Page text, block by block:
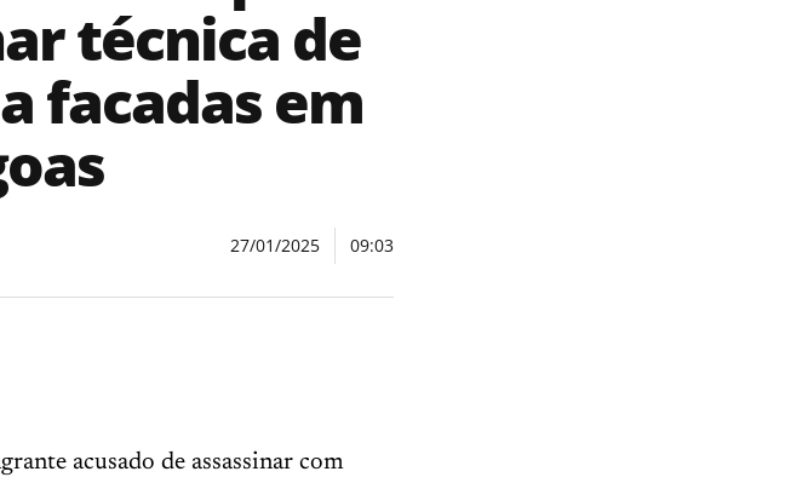
técnica de
facadas em
27/01/2025 09:03
acusado de assassinar com